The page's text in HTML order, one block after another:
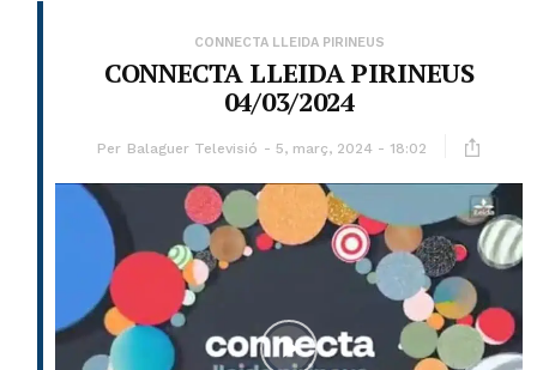
CONNECTA LLEIDA PIRINEUS
CONNECTA LLEIDA PIRINEUS
04/03/2024
Per Balaguer Televisió 5, març, 2024 - 18:02